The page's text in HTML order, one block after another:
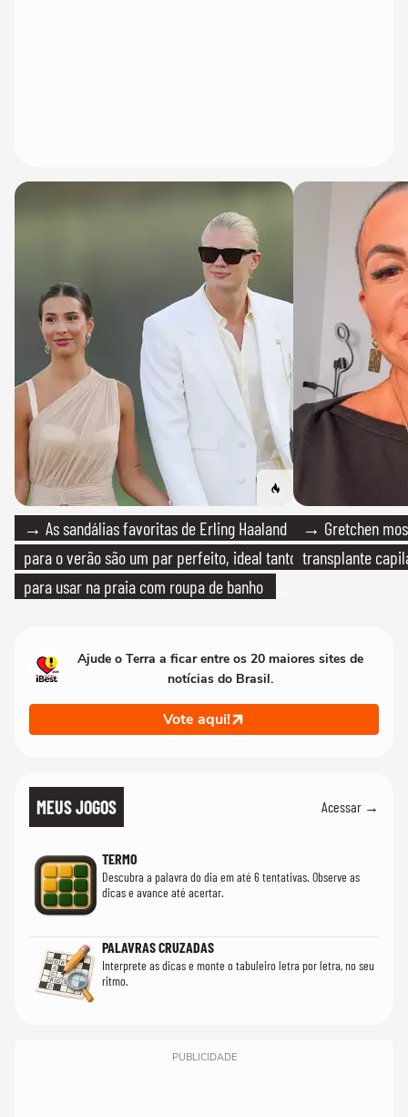
→ As sandálias favoritas de Erling Haaland
para o verão são um par perfeito, ideal tanto
para usar na praia com roupa de banho
→ Gretchen
transplante
Ajude o Terra a ficar entre os 20 maiores sites de
notícias do Brasil.
Vote aqui!
MEUS JOGOS Acessar →
TERMO
Descubra a palavra do dia em até 6 tentativas. Observe as
dicas e avance até acertar.
PALAVRAS CRUZADAS
Interprete as dicas e monte o tabuleiro letra por letra, no seu
ritmo.
PUBLICIDADE